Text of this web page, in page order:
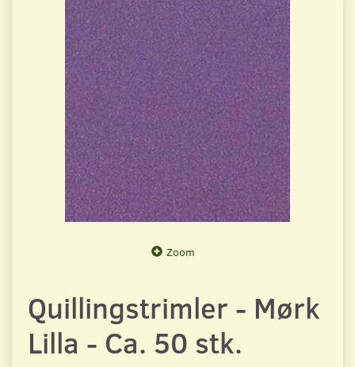
Zoom
Quillingstrimler - Mørk
Lilla - Ca. 50 stk.